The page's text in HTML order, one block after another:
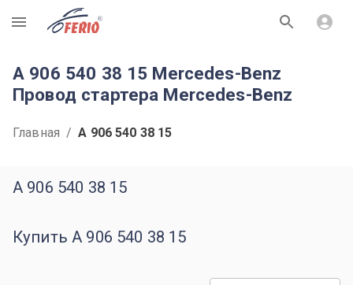
R
A 906 540 38 15 Mercedes-Benz
Провод стартера Mercedes-Benz
Главная / A 906 540 38 15
A 906 540 38 15
Купить A 906 540 38 15